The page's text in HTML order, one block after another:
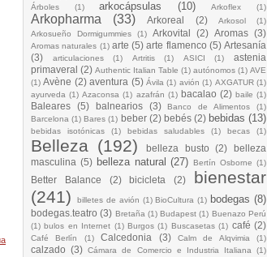
Árboles
(1) arkocápsulas (10) Arkoflex (1)
Arkopharma (33) Arkoreal (2) Arkosol
(1)
Arkosueño Dormigummies
(1) Arkovital (2) Aromas (3)
Aromas naturales (1) arte (5) arte flamenco (5) Artesanía
(3)
articulaciones (1) Artritis (1) ASICI (1)
astenia
primaveral (2) Authentic Italian Table (1) autónomos (1) AVE
(1) Avène (2) aventura (5) Ávila (1) avión (1) AXGATUR (1)
ayurveda (1) Azaconsa (1) azafrán (1) bacalao (2) baile (1)
Baleares (5) balnearios (3) Banco de Alimentos
(1)
Barcelona (1) Bares (1) beber (2) bebés (2) bebidas (13)
bebidas isotónicas (1) bebidas saludables (1) becas (1)
Belleza (192) belleza busto (2)
belleza
masculina (5) belleza natural (27) Bertín Osborne (1)
Better Balance (2) bicicleta (2)
bienestar
(241)
billetes de avión (1) BioCultura (1) bodegas (8)
bodegas.teatro (3) Bretaña (1) Budapest (1) Buenazo Perú
(1) bulos en Internet (1) Burgos (1) Buscasetas (1) café (2)
Café Berlín (1) Calcedonia (3) Calm de Alqvimia (1)
calzado (3) Cámara de Comercio e Industria Italiana (1)